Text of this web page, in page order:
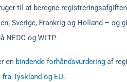
til at beregne
Sverige, Frankrig og Holland – og
NEDC og WLTP.
en bindende forhåndsvurdering af
Tyskland og EU.